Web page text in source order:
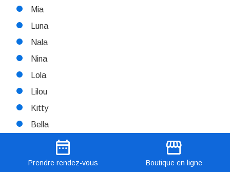
Mia
Luna
Nala
Nina
Lola
Lilou
Kitty
Bella
date_range
Prendre rendez-vous
storefront
Boutique en ligne